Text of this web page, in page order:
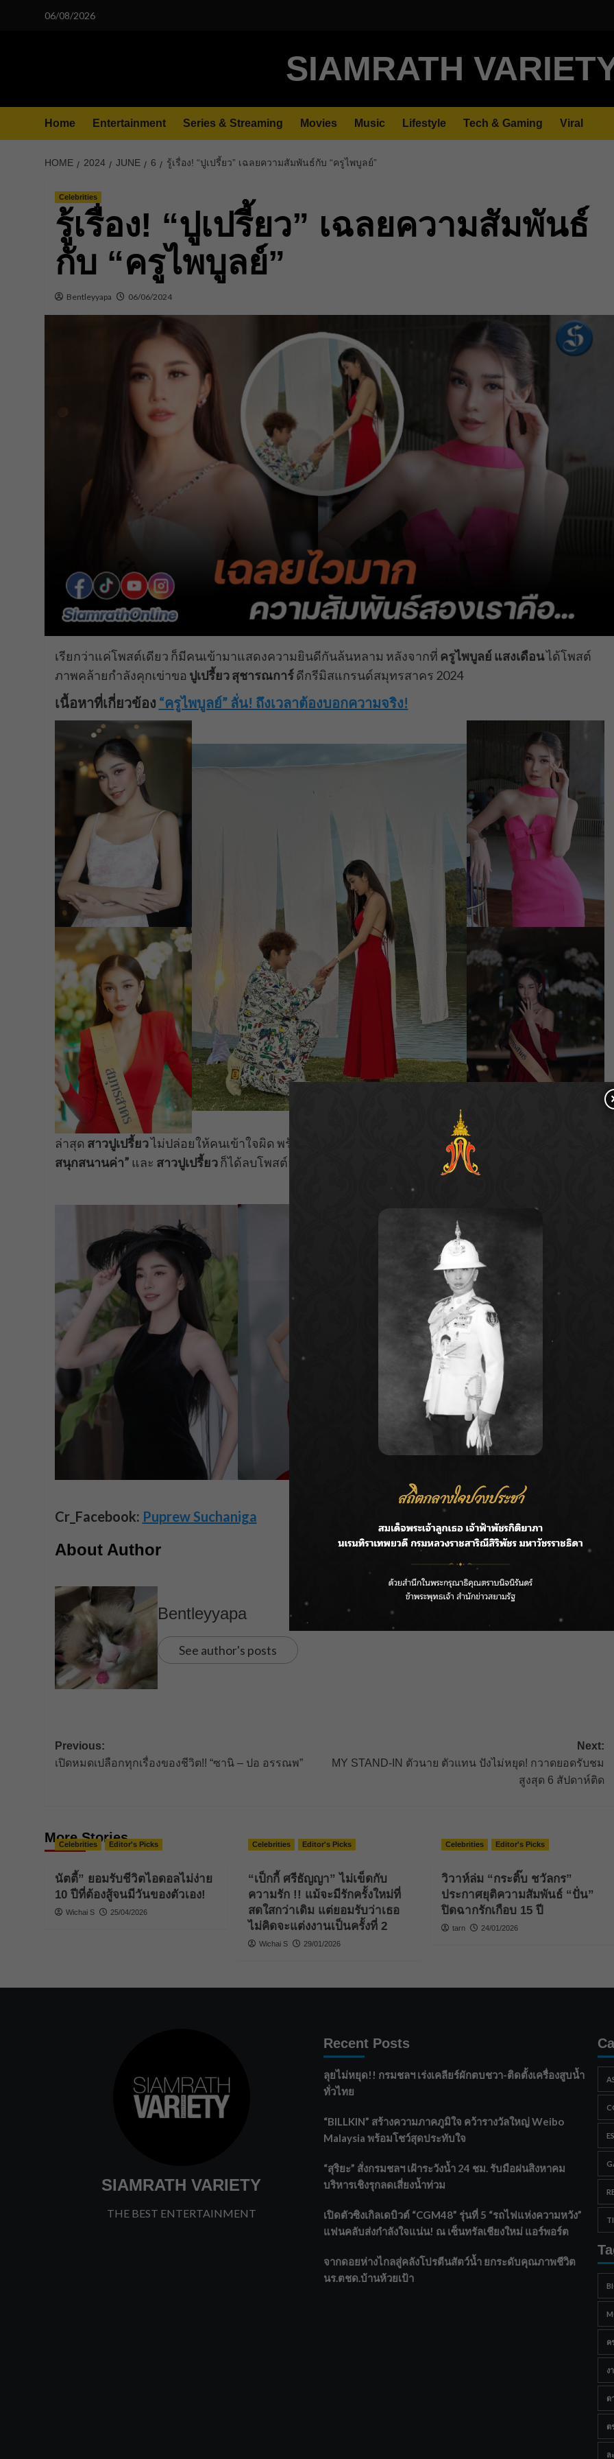
06/08/2026
SIAMRATH
Home Entertainment Series & Streaming Movies Music Lifestyle Tech & Gaming Viral
HOME 2024 JUNE 6 รู้เรื่อง! “ปูเปรี้ยว” เฉลยความสัมพันธ์กับ “ครูไพบูลย์”
Celebrities
รู้เรื่อง! “ปูเปรี้ยว” เฉลยความสัมพันธ์
กับ “ครูไพบูลย์”
Bentleyyapa 06/06/2024
เรียกว่าแค่โพสต์เดียว ก็มีคนเข้ามาแสดงความยินดีกันล้นหลาม หลังจากที่ ครูไพบูลย์ แสงเดือนได้โพสต์
ภาพคล้ายกำลังคุกเข่าขอ ปูเปรี้ยว สุชารณการ์ดีกรีมิสแกรนด์สมุทรสาคร 2024
เนื้อหาที่เกี่ยวข้อง “ครูไพบูลย์” ลั่น! ถึงเวลาต้องบอกความจริง!
ล่าสุด สาวปูเปรี้ยวไม่ปล่อยให้คนเข้าใจผิด พร้อมออกมาเฉลยผ่าน Facebook ไว้ว่า
สนุกสนานค่า” และ สาวปูเปรี้ยวก็ได้ลบโพสต์ออกในเวลาต่อมา
Cr_Facebook: Puprew Suchaniga
About Author
Bentleyyapa
See author's posts
Post
navigation
Previous:
เปิดหมดเปลือกทุกเรื่องของชีวิต!! “ซานิ – ปอ อรรณพ”
Next:
MY STAND-IN ตัวนาย ตัวแทน ปังไม่หยุด! กวาดยอดรับชม
สูงสุด 6 สัปดาห์ติด
More Stories
Celebrities Editor's Picks
นัตตี้” ยอมรับชีวิตไอดอลไม่ง่าย
10 ปีที่ต้องสู้จนมีวันของตัวเอง!
Wichai S 25/04/2026
Celebrities Editor's Picks
“เป็กกี้ ศรีธัญญา” ไม่เข็ดกับ
ความรัก !! แม้จะมีรักครั้งใหม่ที่
สดใสกว่าเดิม แต่ยอมรับว่าเธอ
ไม่คิดจะแต่งงานเป็นครั้งที่ 2
Wichai S 29/01/2026
Celebrities Editor's Picks
วิวาห์ล่ม “กระติ๊บ ชวัลกร”
ประกาศยุติความสัมพันธ์ “ปั่น”
ปิดฉากรักเกือบ 15 ปี
tarn 24/01/2026
SIAMRATH VARIETY
THE BEST ENTERTAINMENT
Recent Posts
ลุยไม่หยุด!! กรมชลฯ เร่งเคลียร์ผักตบชวา-ติดตั้งเครื่องสูบน้ำ
ทั่วไทย
“BILLKIN” สร้างความภาคภูมิใจ คว้ารางวัลใหญ่ Weibo
Malaysia พร้อมโชว์สุดประทับใจ
“สุริยะ” สั่งกรมชลฯ เฝ้าระวังน้ำ 24 ชม. รับมือฝนสิงหาคม
บริหารเชิงรุกลดเสี่ยงน้ำท่วม
เปิดตัวซิงเกิลเดบิวต์ “CGM48” รุ่นที่ 5 “รถไฟแห่งความหวัง”
แฟนคลับส่งกำลังใจแน่น! ณ เซ็นทรัลเชียงใหม่ แอร์พอร์ต
จากดอยห่างไกลสู่คลังโปรตีนสัตว์น้ำ ยกระดับคุณภาพชีวิต
นร.ตชด.บ้านห้วยเป้า
ค
ง
ด
ต
ล